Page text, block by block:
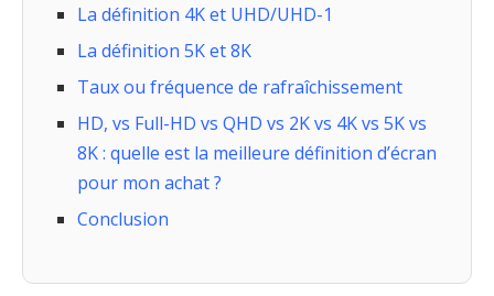
La définition 4K et UHD/UHD-1
La définition 5K et 8K
Taux ou fréquence de rafraîchissement
HD, vs Full-HD vs QHD vs 2K vs 4K vs 5K vs
8K : quelle est la meilleure définition d’écran
pour mon achat ?
Conclusion